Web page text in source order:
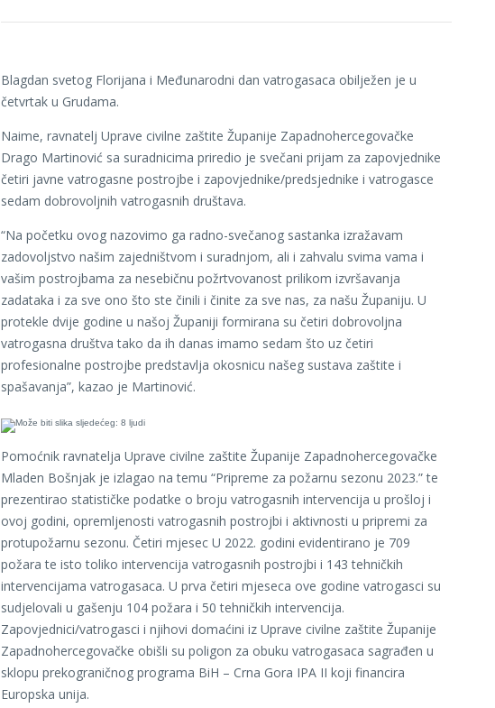
Blagdan svetog Florijana i Međunarodni dan vatrogasaca obilježen je u
četvrtak u Grudama.
Naime, ravnatelj Uprave civilne zaštite Županije Zapadnohercegovačke
Drago Martinović sa suradnicima priredio je svečani prijam za zapovjednike
četiri javne vatrogasne postrojbe i zapovjednike/predsjednike i vatrogasce
sedam dobrovoljnih vatrogasnih društava.
“Na početku ovog nazovimo ga radno-svečanog sastanka izražavam
zadovoljstvo našim zajedništvom i suradnjom, ali i zahvalu svima vama i
vašim postrojbama za nesebičnu požrtvovanost prilikom izvršavanja
zadataka i za sve ono što ste činili i činite za sve nas, za našu Županiju. U
protekle dvije godine u našoj Županiji formirana su četiri dobrovoljna
vatrogasna društva tako da ih danas imamo sedam što uz četiri
profesionalne postrojbe predstavlja okosnicu našeg sustava zaštite i
spašavanja”, kazao je Martinović.
Pomoćnik ravnatelja Uprave civilne zaštite Županije Zapadnohercegovačke
Mladen Bošnjak je izlagao na temu “Pripreme za požarnu sezonu 2023.” te
prezentirao statističke podatke o broju vatrogasnih intervencija u prošloj i
ovoj godini, opremljenosti vatrogasnih postrojbi i aktivnosti u pripremi za
protupožarnu sezonu. Četiri mjesec U 2022. godini evidentirano je 709
požara te isto toliko intervencija vatrogasnih postrojbi i 143 tehničkih
intervencijama vatrogasaca. U prva četiri mjeseca ove godine vatrogasci su
sudjelovali u gašenju 104 požara i 50 tehničkih intervencija.
Zapovjednici/vatrogasci i njihovi domaćini iz Uprave civilne zaštite Županije
Zapadnohercegovačke obišli su poligon za obuku vatrogasaca sagrađen u
sklopu prekograničnog programa BiH – Crna Gora IPA II koji financira
Europska unija.